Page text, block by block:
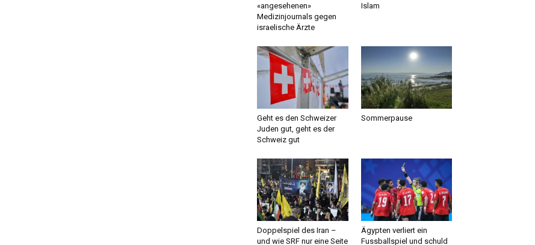
«angesehenen»
Medizinjournals gegen
israelische Ärzte
Islam
Geht es den Schweizer
Juden gut, geht es der
Schweiz gut
Sommerpause
Doppelspiel des Iran –
und wie SRF nur eine Seite
Ägypten verliert ein
Fussballspiel und schuld